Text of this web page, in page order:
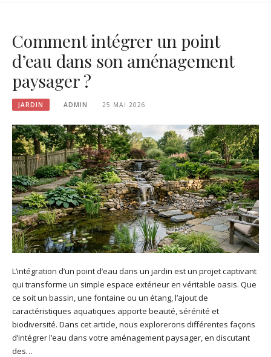
Comment intégrer un point
d’eau dans son aménagement
paysager ?
JARDIN ADMIN 25 MAI 2026
L’intégration d’un point d’eau dans un jardin est un projet captivant
qui transforme un simple espace extérieur en véritable oasis. Que
ce soit un bassin, une fontaine ou un étang, l’ajout de
caractéristiques aquatiques apporte beauté, sérénité et
biodiversité. Dans cet article, nous explorerons différentes façons
d’intégrer l’eau dans votre aménagement paysager, en discutant
des…